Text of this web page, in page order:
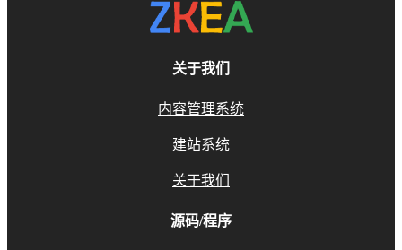
关于我们
内容管理系统
建站系统
关于我们
源码/程序